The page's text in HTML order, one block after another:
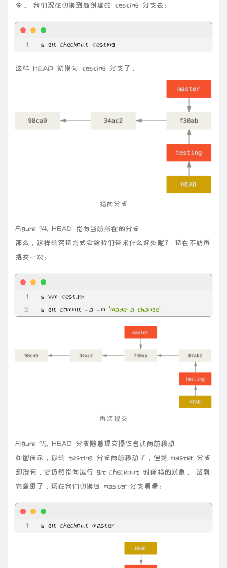
令。 我们现在切换到新创建的 testing 分支去：
$ git checkout testing
这样 HEAD 就指向 testing 分支了。
指向分支
Figure 14. HEAD 指向当前所在的分支
那么，这样的实现方式会给我们带来什么好处呢？ 现在不妨再
提交一次：
$ git commit -a -m 'made a change'
再次提交
Figure 15. HEAD 分支随着提交操作自动向前移动
如图所示，你的 testing 分支向前移动了，但是 master 分支
却没有，它仍然指向运行 git checkout 时所指的对象。 这就
有意思了，现在我们切换回 master 分支看看：
$ git checkout master